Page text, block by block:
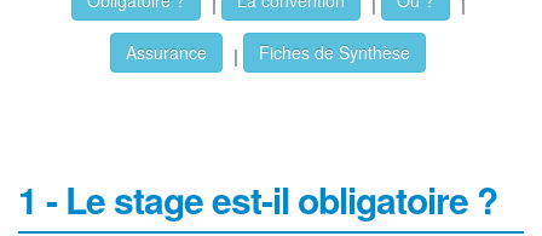
Assurance
| Fiches de Synthèse
1 - Le stage est-il obligatoire ?